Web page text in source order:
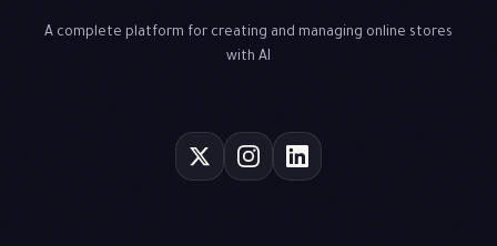
A complete platform for creating and managing online stores
with AI